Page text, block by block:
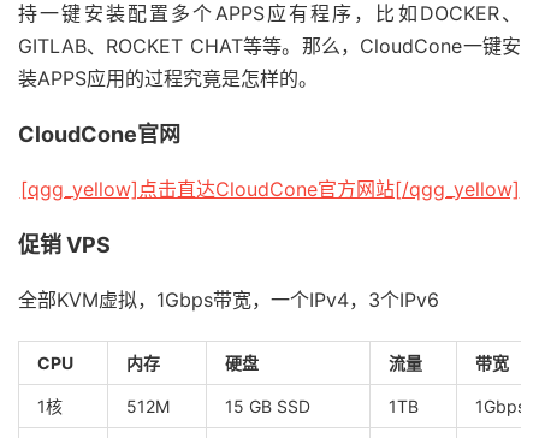
持一键安装配置多个APPS应有程序，比如DOCKER、
GITLAB、ROCKET CHAT等等。那么，CloudCone一键安
装APPS应用的过程究竟是怎样的。
CloudCone官网
[qgg_yellow]点击直达CloudCone官方网站[/qgg_yellow]
促销 VPS
全部KVM虚拟，1Gbps带宽，一个IPv4，3个IPv6
CPU 内存 硬盘 流量 带宽
1核 512M 15 GB SSD 1TB 1Gbps